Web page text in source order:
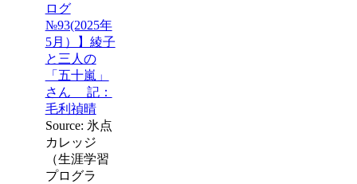
ログ
№93(2025年
5月）】綾子
と三人の
「五十嵐」
さん 記：
毛利禎晴
Source: 氷点
カレッジ
（生涯学習
プログラ